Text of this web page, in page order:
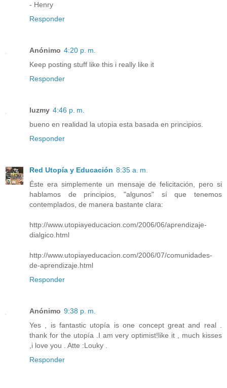
- Henry
Responder
Anónimo 4:20 p. m.
Keep posting stuff like this i really like it
Responder
luzmy 4:46 p. m.
bueno en realidad la utopia esta basada en principios.
Responder
Red Utopía y Educación 8:35 a. m.
Éste era simplemente un mensaje de felicitación, pero si
hablamos de principios, "algunos" sí que tenemos
contemplados, de manera bastante clara:
http://www.utopiayeducacion.com/2006/06/aprendizaje-
dialgico.html
http://www.utopiayeducacion.com/2006/07/comunidades-
de-aprendizaje.html
Responder
Anónimo 9:38 p. m.
Yes , is fantastic utopía is one concept great and real .
thank for the utopía .I am very optimist!like it , much kisses
,i love you . Atte :Louky .
Responder